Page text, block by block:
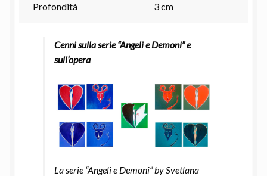
Profondità 3 cm
Cenni sulla serie “Angeli e Demoni” e
sull’opera
La serie “Angeli e Demoni” by Svetlana